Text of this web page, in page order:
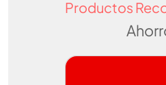
Productos